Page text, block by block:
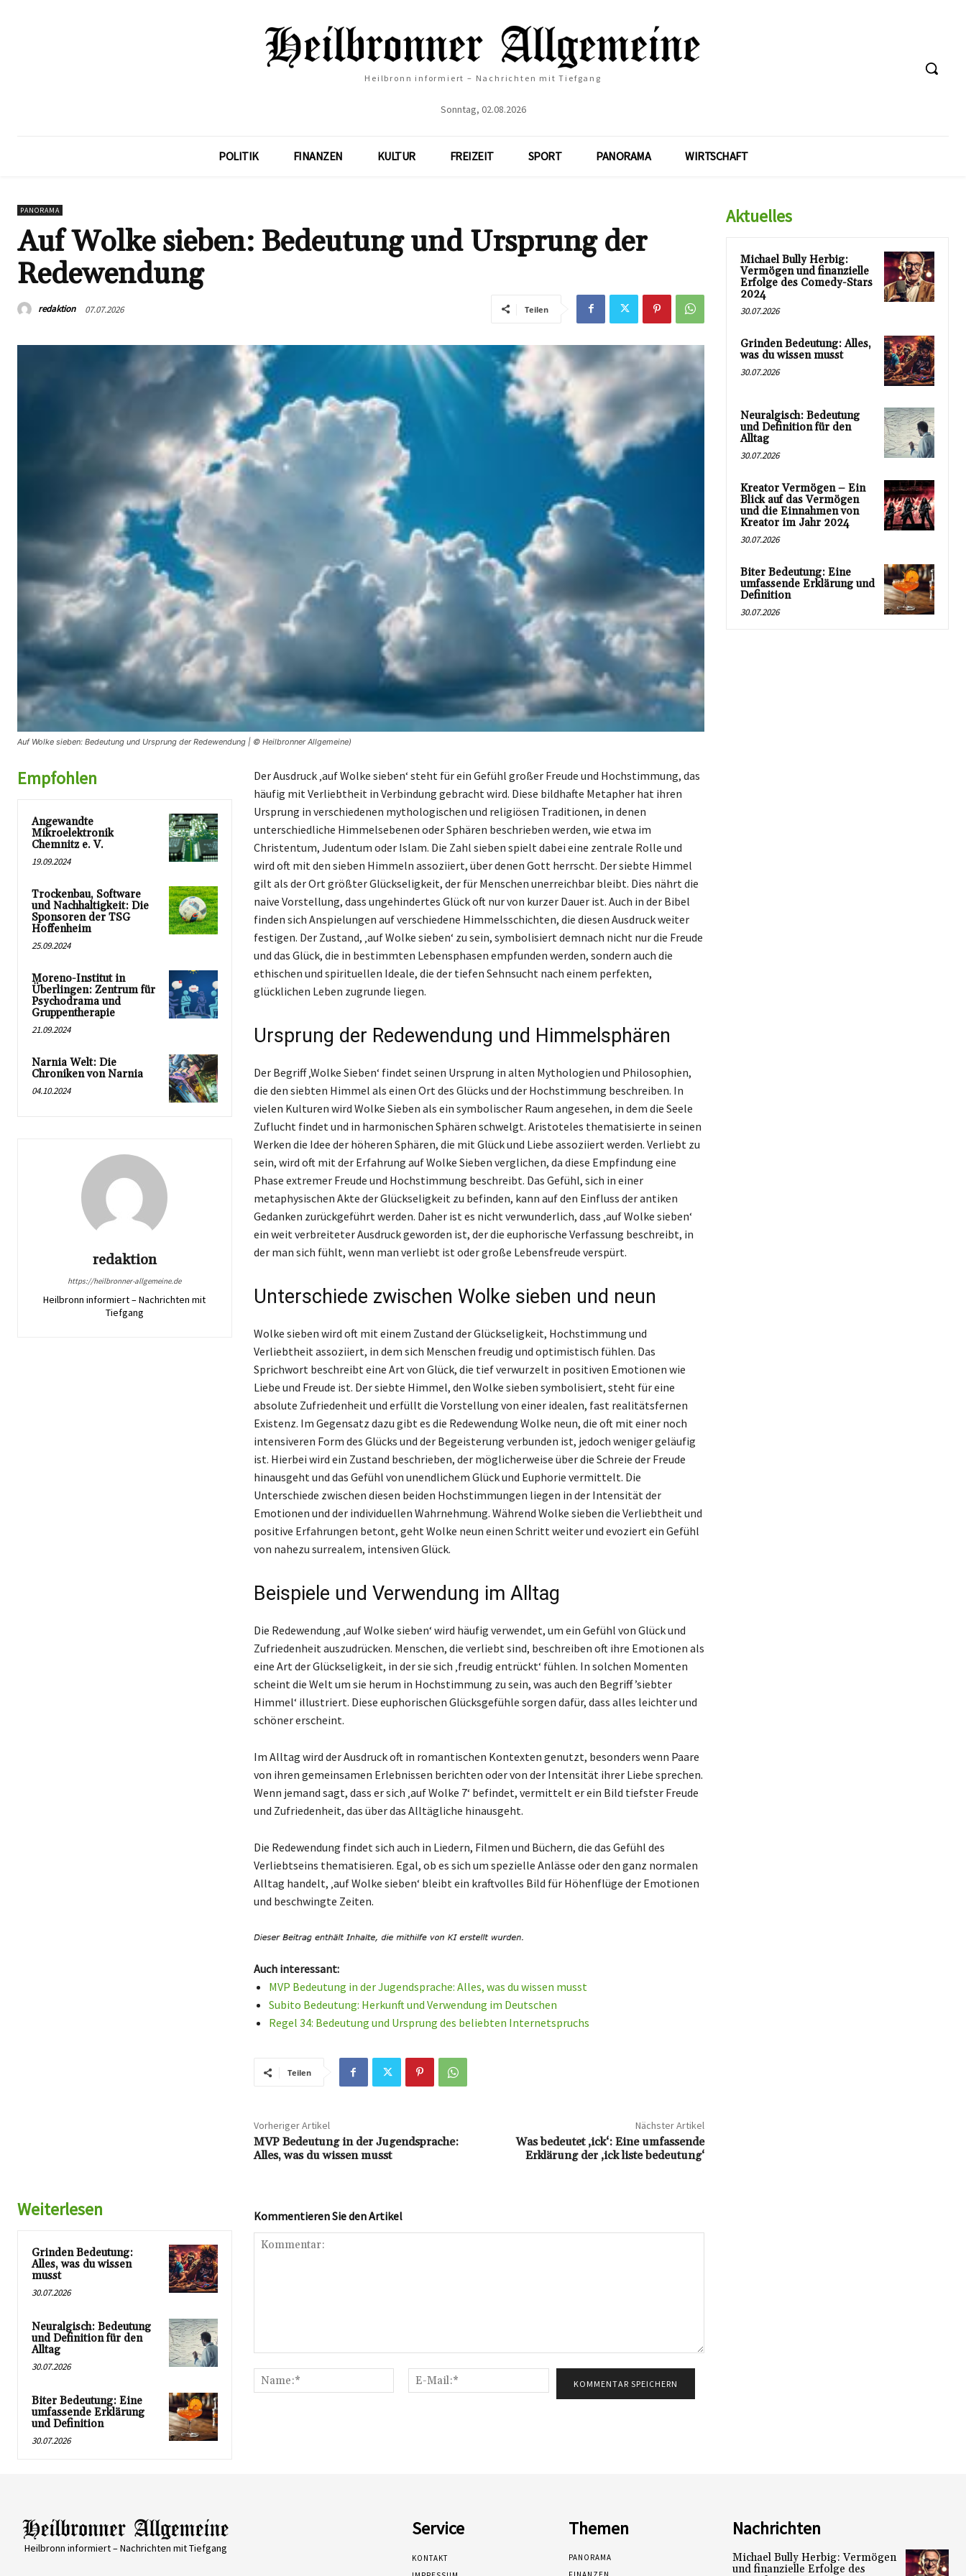
Heilbronn informiert – Nachrichten mit Tiefgang
Sonntag, 02.08.2026
POLITIK FINANZEN KULTUR FREIZEIT SPORT PANORAMA WIRTSCHAFT
PANORAMA
Auf Wolke sieben: Bedeutung und Ursprung der
Redewendung
redaktion 07.07.2026 Teilen
Auf Wolke sieben: Bedeutung und Ursprung der Redewendung | © Heilbronner Allgemeine)
Empfohlen
Angewandte
Mikroelektronik
Chemnitz e. V.
19.09.2024
Trockenbau, Software
und Nachhaltigkeit: Die
Sponsoren der TSG
Hoffenheim
25.09.2024
Moreno-Institut in
Überlingen: Zentrum für
Psychodrama und
Gruppentherapie
21.09.2024
Narnia Welt: Die
Chroniken von Narnia
04.10.2024
redaktion
https://heilbronner-allgemeine.de
Heilbronn informiert – Nachrichten mit
Tiefgang
Der Ausdruck ‚auf Wolke sieben‘ steht für ein Gefühl großer Freude und Hochstimmung, das
häufig mit Verliebtheit in Verbindung gebracht wird. Diese bildhafte Metapher hat ihren
Ursprung in verschiedenen mythologischen und religiösen Traditionen, in denen
unterschiedliche Himmelsebenen oder Sphären beschrieben werden, wie etwa im
Christentum, Judentum oder Islam. Die Zahl sieben spielt dabei eine zentrale Rolle und
wird oft mit den sieben Himmeln assoziiert, über denen Gott herrscht. Der siebte Himmel
gilt als der Ort größter Glückseligkeit, der für Menschen unerreichbar bleibt. Dies nährt die
naive Vorstellung, dass ungehindertes Glück oft nur von kurzer Dauer ist. Auch in der Bibel
finden sich Anspielungen auf verschiedene Himmelsschichten, die diesen Ausdruck weiter
festigen. Der Zustand, ‚auf Wolke sieben‘ zu sein, symbolisiert demnach nicht nur die Freude
und das Glück, die in bestimmten Lebensphasen empfunden werden, sondern auch die
ethischen und spirituellen Ideale, die der tiefen Sehnsucht nach einem perfekten,
glücklichen Leben zugrunde liegen.
Ursprung der Redewendung und Himmelsphären
Der Begriff ‚Wolke Sieben‘ findet seinen Ursprung in alten Mythologien und Philosophien,
die den siebten Himmel als einen Ort des Glücks und der Hochstimmung beschreiben. In
vielen Kulturen wird Wolke Sieben als ein symbolischer Raum angesehen, in dem die Seele
Zuflucht findet und in harmonischen Sphären schwelgt. Aristoteles thematisierte in seinen
Werken die Idee der höheren Sphären, die mit Glück und Liebe assoziiert werden. Verliebt zu
sein, wird oft mit der Erfahrung auf Wolke Sieben verglichen, da diese Empfindung eine
Phase extremer Freude und Hochstimmung beschreibt. Das Gefühl, sich in einer
metaphysischen Akte der Glückseligkeit zu befinden, kann auf den Einfluss der antiken
Gedanken zurückgeführt werden. Daher ist es nicht verwunderlich, dass ‚auf Wolke sieben‘
ein weit verbreiteter Ausdruck geworden ist, der die euphorische Verfassung beschreibt, in
der man sich fühlt, wenn man verliebt ist oder große Lebensfreude verspürt.
Unterschiede zwischen Wolke sieben und neun
Wolke sieben wird oft mit einem Zustand der Glückseligkeit, Hochstimmung und
Verliebtheit assoziiert, in dem sich Menschen freudig und optimistisch fühlen. Das
Sprichwort beschreibt eine Art von Glück, die tief verwurzelt in positiven Emotionen wie
Liebe und Freude ist. Der siebte Himmel, den Wolke sieben symbolisiert, steht für eine
absolute Zufriedenheit und erfüllt die Vorstellung von einer idealen, fast realitätsfernen
Existenz. Im Gegensatz dazu gibt es die Redewendung Wolke neun, die oft mit einer noch
intensiveren Form des Glücks und der Begeisterung verbunden ist, jedoch weniger geläufig
ist. Hierbei wird ein Zustand beschrieben, der möglicherweise über die Schreie der Freude
hinausgeht und das Gefühl von unendlichem Glück und Euphorie vermittelt. Die
Unterschiede zwischen diesen beiden Hochstimmungen liegen in der Intensität der
Emotionen und der individuellen Wahrnehmung. Während Wolke sieben die Verliebtheit und
positive Erfahrungen betont, geht Wolke neun einen Schritt weiter und evoziert ein Gefühl
von nahezu surrealem, intensiven Glück.
Beispiele und Verwendung im Alltag
Die Redewendung ‚auf Wolke sieben‘ wird häufig verwendet, um ein Gefühl von Glück und
Zufriedenheit auszudrücken. Menschen, die verliebt sind, beschreiben oft ihre Emotionen als
eine Art der Glückseligkeit, in der sie sich ‚freudig entrückt‘ fühlen. In solchen Momenten
scheint die Welt um sie herum in Hochstimmung zu sein, was auch den Begriff ’siebter
Himmel‘ illustriert. Diese euphorischen Glücksgefühle sorgen dafür, dass alles leichter und
schöner erscheint.
Im Alltag wird der Ausdruck oft in romantischen Kontexten genutzt, besonders wenn Paare
von ihren gemeinsamen Erlebnissen berichten oder von der Intensität ihrer Liebe sprechen.
Wenn jemand sagt, dass er sich ‚auf Wolke 7‘ befindet, vermittelt er ein Bild tiefster Freude
und Zufriedenheit, das über das Alltägliche hinausgeht.
Die Redewendung findet sich auch in Liedern, Filmen und Büchern, die das Gefühl des
Verliebtseins thematisieren. Egal, ob es sich um spezielle Anlässe oder den ganz normalen
Alltag handelt, ‚auf Wolke sieben‘ bleibt ein kraftvolles Bild für Höhenflüge der Emotionen
und beschwingte Zeiten.
Auch interessant:
MVP Bedeutung in der Jugendsprache: Alles, was du wissen musst
Subito Bedeutung: Herkunft und Verwendung im Deutschen
Regel 34: Bedeutung und Ursprung des beliebten Internetspruchs
Teilen
Vorheriger Artikel
MVP Bedeutung in der Jugendsprache:
Alles, was du wissen musst
Nächster Artikel
Was bedeutet ‚ick‘: Eine umfassende
Erklärung der ‚ick liste bedeutung‘
Weiterlesen
Grinden Bedeutung:
Alles, was du wissen
musst
30.07.2026
Neuralgisch: Bedeutung
und Definition für den
Alltag
30.07.2026
Biter Bedeutung: Eine
umfassende Erklärung
und Definition
30.07.2026
Kommentieren Sie den Artikel
Name:*
Mail:*
Aktuelles
Michael Bully Herbig:
Vermögen und finanzielle
Erfolge des Comedy-Stars
2024
30.07.2026
Grinden Bedeutung: Alles,
was du wissen musst
30.07.2026
Neuralgisch: Bedeutung
und Definition für den
Alltag
30.07.2026
Kreator Vermögen – Ein
Blick auf das Vermögen
und die Einnahmen von
Kreator im Jahr 2024
30.07.2026
Biter Bedeutung: Eine
umfassende Erklärung und
Definition
30.07.2026
Heilbronn informiert – Nachrichten mit Tiefgang
Service
KONTAKT
Themen
PANORAMA
Nachrichten
Michael Bully Herbig: Vermögen
und finanzielle Erfolge des